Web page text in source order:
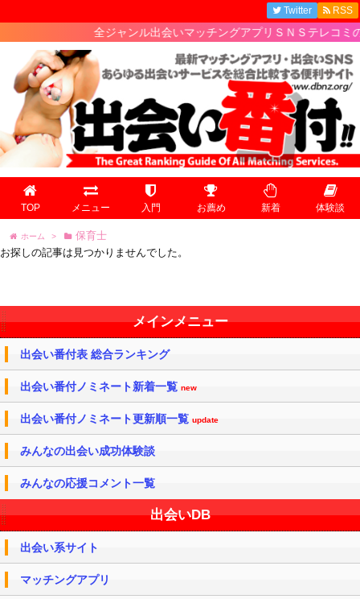
全ジャンル出会いマッチングアプリＳＮＳテレコミの
TOP メニュー 入門 お薦め 新着 体験談
Twitter RSS
ホーム >
保育士
お探しの記事は見つかりませんでした。
メインメニュー
出会い番付表 総合ランキング
出会い番付ノミネート新着一覧 new
出会い番付ノミネート更新順一覧 update
みんなの出会い成功体験談
みんなの応援コメント一覧
出会いDB
出会い系サイト
マッチングアプリ